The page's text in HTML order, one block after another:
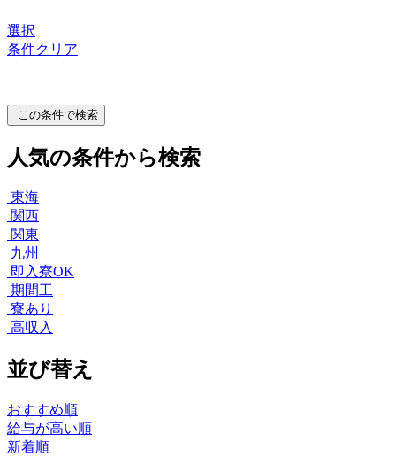
選択
条件クリア
この条件で検索
人気の条件から検索
東海
関西
関東
九州
即入寮OK
期間工
寮あり
高収入
並び替え
おすすめ順
給与が高い順
新着順